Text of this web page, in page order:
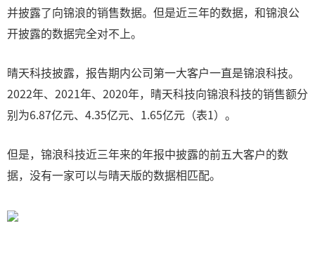
并披露了向锦浪的销售数据。但是近三年的数据，和锦浪公
开披露的数据完全对不上。
晴天科技披露，报告期内公司第一大客户一直是锦浪科技。
2022年、2021年、2020年，晴天科技向锦浪科技的销售额分
别为6.87亿元、4.35亿元、1.65亿元（表1）。
但是，锦浪科技近三年来的年报中披露的前五大客户的数
据，没有一家可以与晴天版的数据相匹配。